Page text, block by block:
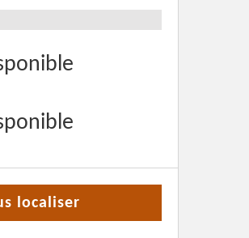
localiser